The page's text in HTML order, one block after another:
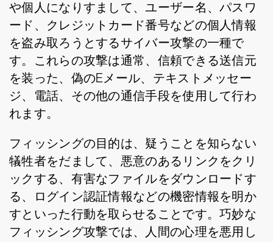
や個人になりすまして、ユーザー名、パスワ
ード、クレジットカード番号などの個人情報
を盗み取ろうとするサイバー攻撃の一種で
す。これらの攻撃は通常、信頼できる送信元
を装った、偽のEメール、テキストメッセー
ジ、電話、その他の通信手段を使用して行わ
れます。
フィッシングの目的は、疑うことを知らない
犠牲者をだまして、悪意のあるリンクをクリ
ックする、有害なファイルをダウンロードす
る、ログイン認証情報などの機密情報を明か
すといった行動を取らせることです。巧妙な
フィッシング攻撃では、人間の心理を悪用し